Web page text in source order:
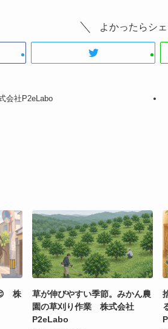
よかったらシ
会社P2eLabo
株
草が伸びやすい季節。みかん農
園の草刈り作業 株式会社
P2eLabo